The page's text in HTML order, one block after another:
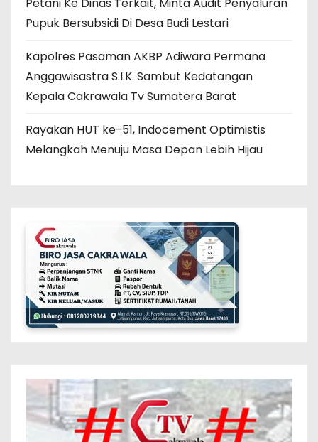
Petani Ke Dinas Terkait, Minta Audit Penyaluran
Pupuk Bersubsidi Di Desa Budi Lestari
Kapolres Pasaman AKBP Adiwara Permana
Anggawisastra S.I.K. Sambut Kedatangan
Kepala Cakrawala Tv Sumatera Barat
Rayakan HUT ke-51, Indocement Optimistis
Melangkah Menuju Masa Depan Lebih Hijau